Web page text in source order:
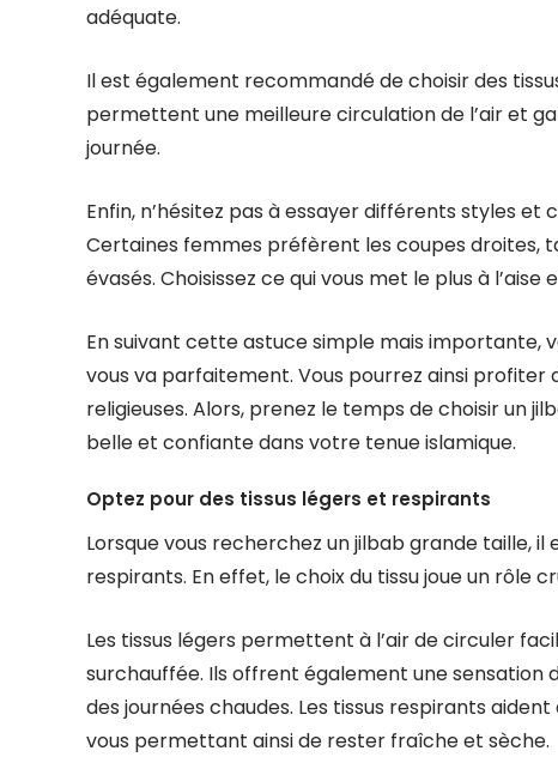
adéquate.
Il est également recommandé de choisir des
permettent une meilleure circulation de l’air et
journée.
Enfin, n’hésitez pas à essayer différents styles
Certaines femmes préfèrent les coupes droites,
évasés. Choisissez ce qui vous met le plus à
En suivant cette astuce simple mais importante,
vous va parfaitement. Vous pourrez ainsi profiter
religieuses. Alors, prenez le temps de choisir un
belle et confiante dans votre tenue islamique.
Optez pour des tissus légers et respirants
Lorsque vous recherchez un jilbab grande taille,
respirants. En effet, le choix du tissu joue un rôle
Les tissus légers permettent à l’air de circuler
surchauffée. Ils offrent également une
des journées chaudes. Les tissus respirants
vous permettant ainsi de rester fraîche et sèche.